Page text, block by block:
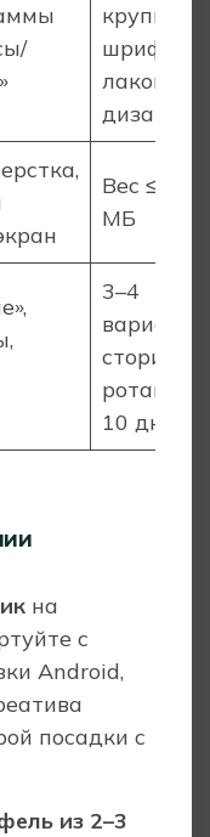
крупные
шрифты,
дизайн
Вес ≤
МБ
3–4
вариации
ротация
10 дней
на
с
Android,
посадки с
из 2–3